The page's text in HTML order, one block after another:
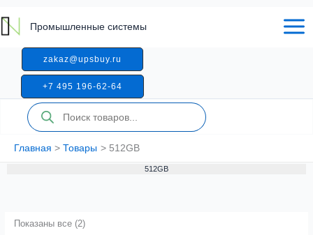
к
содержимому
Промышленные системы
zakaz@upsbuy.ru
+7 495 196-62-64
Поиск
товаров
Главная Товары 512GB
512GB
Показаны все (2)